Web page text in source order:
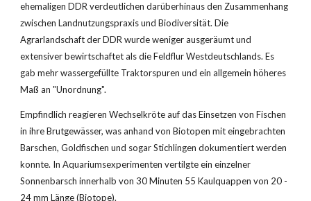
ehemaligen DDR verdeutlichen darüberhinaus den Zusammenhang
zwischen Landnutzungspraxis und Biodiversität. Die
Agrarlandschaft der DDR wurde weniger ausgeräumt und
extensiver bewirtschaftet als die Feldflur Westdeutschlands. Es
gab mehr wassergefüllte Traktorspuren und ein allgemein höheres
Maß an "Unordnung".
Empfindlich reagieren Wechselkröte auf das Einsetzen von Fischen
in ihre Brutgewässer, was anhand von Biotopen mit eingebrachten
Barschen, Goldfischen und sogar Stichlingen dokumentiert werden
konnte. In Aquariumsexperimenten vertilgte ein einzelner
Sonnenbarsch innerhalb von 30 Minuten 55 Kaulquappen von 20 -
24 mm Länge (Biotope).